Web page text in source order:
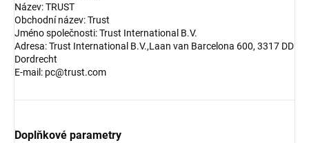
Název: TRUST
Obchodní název: Trust
Jméno společnosti: Trust International B.V.
Adresa: Trust International B.V.,Laan van Barcelona 600, 3317 DD
Dordrecht
E-mail: pc@trust.com
Doplňkové parametry